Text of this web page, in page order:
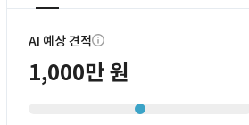
AI 예상 견적
1,000만 원